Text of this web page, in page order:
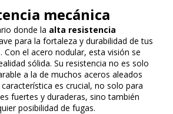
mecánica
donde la alta resistencia
para la fortaleza y durabilidad de tus
Con el acero nodular, esta visión se
sólida. Su resistencia no es solo
a la de muchos aceros aleados
es crucial, no solo para
fuertes y duraderas, sino también
posibilidad de fugas.